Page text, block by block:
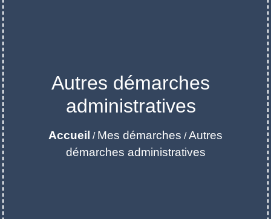
Autres démarches
administratives
Accueil / Mes démarches /Autres
démarches administratives